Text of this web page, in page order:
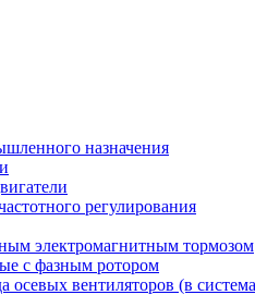
назначения
регулирования
электромагнитным тормозом
с фазным ротором
осевых вентиляторов (в